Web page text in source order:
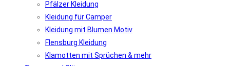
Pfälzer Kleidung
Kleidung für Camper
Kleidung mit Blumen Motiv
Flensburg Kleidung
Klamotten mit Sprüchen & mehr